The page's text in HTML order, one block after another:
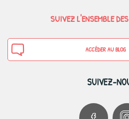
SUIVEZ L'ENSEMBLE
ACCÉDER AU BLOG
SUIVEZ-